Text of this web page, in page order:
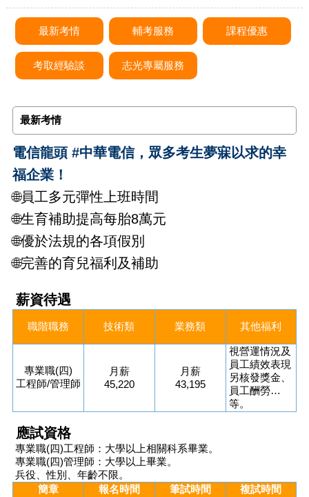
最新考情 輔考服務 課程優惠
考取經驗談 志光專屬服務
最新考情
電信龍頭 #中華電信，眾多考生夢寐以求的幸
福企業！
​🌐員工多元彈性上班時間
🌐生育補助提高每胎8萬元
🌐優於法規的各項假別
🌐完善的育兒福利及補助
薪資待遇
職階職務 技術類 業務類 其他福利
專業職(四)
工程師/管理師
月薪
45,220
月薪
43,195
視營運情況及
員工績效表現
另核發獎金、
員工酬勞…
等。
應試資格
專業職(四)工程師：大學以上相關科系畢業。
專業職(四)管理師：大學以上畢業。
兵役、性別、年齡不限。
簡章
報名時間 筆試時間
複試時間